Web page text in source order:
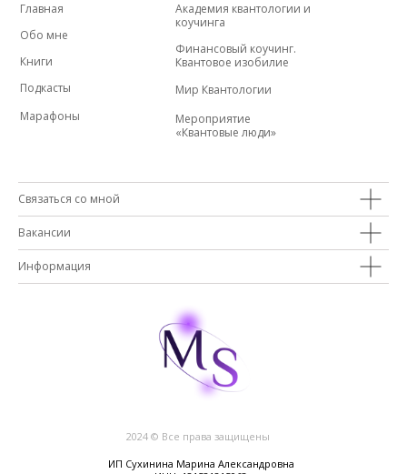
Главная
Обо мне
Книги
Подкасты
Академия квантологии и
коучинга
Финансовый коучинг.
Квантовое изобилие
Мир Квантологии
Мероприятие
«Квантовые люди»
Марафоны
Связаться со мной
Вакансии
Информация
2024 © Все права защищены
ИП Сухинина Марина Александровна